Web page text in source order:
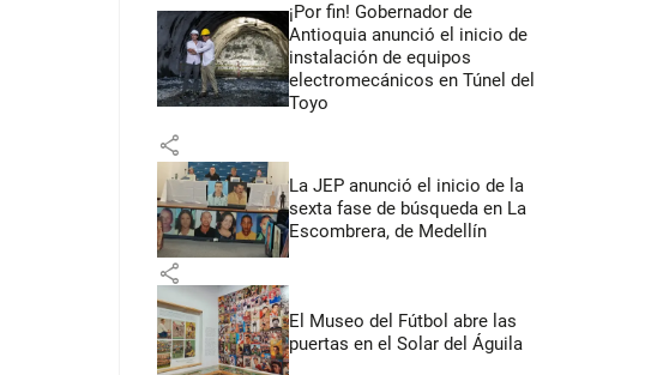
¡Por fin! Gobernador de
Antioquia anunció el inicio de
instalación de equipos
electromecánicos en Túnel del
Toyo
share
La JEP anunció el inicio de la
sexta fase de búsqueda en La
Escombrera, de Medellín
share
El Museo del Fútbol abre las
puertas en el Solar del Águila